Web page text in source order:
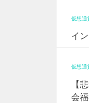
仮想通
イ
仮想通
【
会